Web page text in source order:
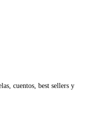
cuentos, best sellers y